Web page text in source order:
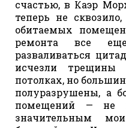
счастью, в Каэр
теперь не
обитаемых
ремонта все
разваливаться
исчезли
потолках, но
полуразрушены, а
помещений — не
значительным